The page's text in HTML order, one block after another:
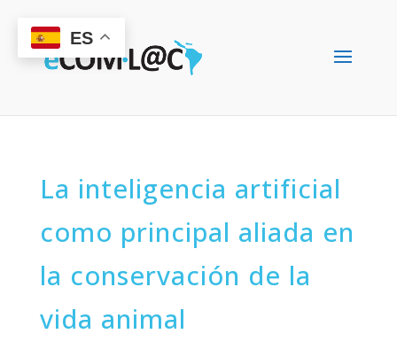
La inteligencia artificial
como principal aliada en
la conservación de la
vida animal
ES